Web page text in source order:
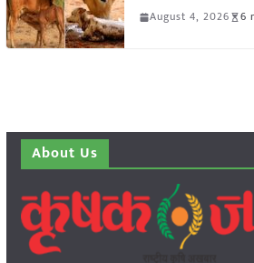
August 4, 2026 6
About Us